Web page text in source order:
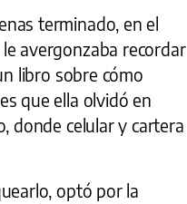
terminado, en el
avergonzaba recordar
libro sobre cómo
que ella olvidó en
donde celular y cartera
optó por la